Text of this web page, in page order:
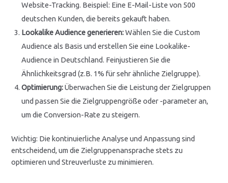
Website-Tracking. Beispiel: Eine E-Mail-Liste von 500
deutschen Kunden, die bereits gekauft haben.
Lookalike Audience generieren:Wählen Sie die Custom
Audience als Basis und erstellen Sie eine Lookalike-
Audience in Deutschland. Feinjustieren Sie die
Ähnlichkeitsgrad (z.B. 1% für sehr ähnliche Zielgruppe).
Optimierung:Überwachen Sie die Leistung der Zielgruppen
und passen Sie die Zielgruppengröße oder -parameter an,
um die Conversion-Rate zu steigern.
Wichtig: Die kontinuierliche Analyse und Anpassung sind
entscheidend, um die Zielgruppenansprache stets zu
optimieren und Streuverluste zu minimieren.